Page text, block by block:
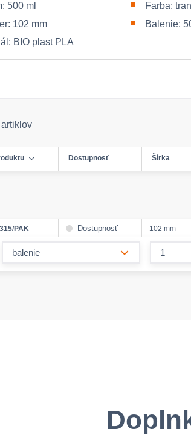
500 ml
102 mm
BIO plast PLA
Farba:
Balenie:
Dostupnosť Šírka
PAK Dostupnosť 102 mm